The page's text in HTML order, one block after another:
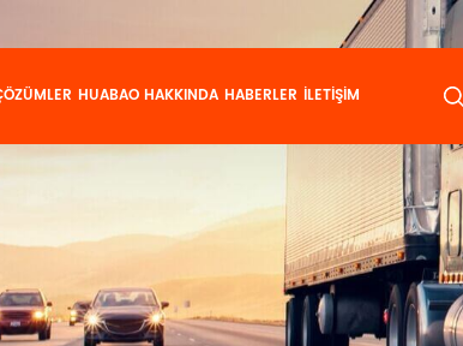
HUABAO HAKKINDA HABERLER İLETIŞIM